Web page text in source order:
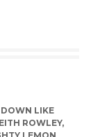
LIKE
ROWLEY,